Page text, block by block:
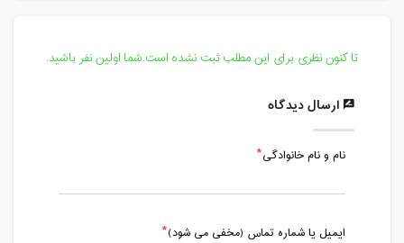
تا کنون نظری برای این مطلب ثبت نشده است.شما اولین نفر باشید.
ارسال دیدگاه
نام و نام خانوادگی
ایمیل یا شماره تماس (مخفی می شود)